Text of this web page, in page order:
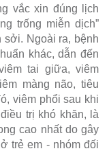
vắc xin đúng lịch
trống miễn dịch”
sởi. Ngoài ra, bệnh
khác, dẫn đến
tai giữa, viêm
màng não, tiêu
viêm phổi sau khi
trị khó khăn, là
cao nhất do gây
trẻ em - nhóm đối